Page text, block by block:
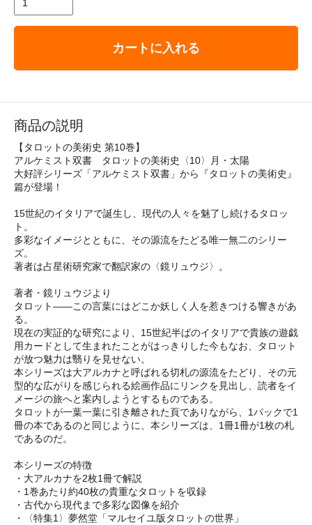
カートに入れる
商品の説明
【タロットの美術史 第10巻】
アルケミスト双書 タロットの美術史〈10〉月・太陽
大好評シリーズ「アルケミスト双書」から『タロットの美術史』
篇が登場！
15世紀のイタリアで誕生し、現代の人々を魅了し続けるタロッ
ト。
多彩なイメージとともに、その源流をたどる唯一無二のシリー
ズ。
著者は占星術研究家で翻訳家の〈鏡リュウジ〉。
著者・鏡リュウジより
タロット――この言葉にはどこか妖しく人を惹きつける響きがあ
る。
現在の実証的な研究により、15世紀半ばのイタリアで貴族の遊戯
用カードとして生まれたことがはっきりした今もなお、タロット
が放つ魅力は翳りを見せない。
本シリーズは大アルカナと呼ばれる切札の源流をたどり、その元
型的な広がりを感じられる絵画作品にリンクを見出し、読者をイ
メージの旅へと案内しようとするものである。
タロットが一葉一葉に引き離された頁でありながら、1パックで1
冊の本であるのと同じように、本シリーズは、1冊1冊が1枚の札
であるのだ。
本シリーズの特徴
・大アルカナを2枚1冊で解説
・1巻あたり約40枚の貴重なタロットを収録
・古代から現代まで多彩な図像を紹介
・〈特集1〉夢然堂「マルセイユ版タロットの世界」